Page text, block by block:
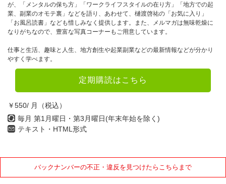
が、「メンタルの保ち方」「ワークライフスタイルの在り方」「地方での起
業、副業のオモテ裏」などを語り、あわせて、樋渡啓祐の「お気に入り」
「お風呂読書」なども惜しみなく提供します。また、メルマガは無味乾燥に
なりがちなので、豊富な写真コーナーもご用意しています。
仕事と生活、趣味と人生、地方創生や起業副業などの最新情報などが分かり
やすく学べます。
定期購読はこちら
￥550/ 月（税込）
毎月 第1月曜日・第3月曜日(年末年始を除く)
テキスト・HTML形式
バックナンバーの不正・違反を見つけたらこちらまで